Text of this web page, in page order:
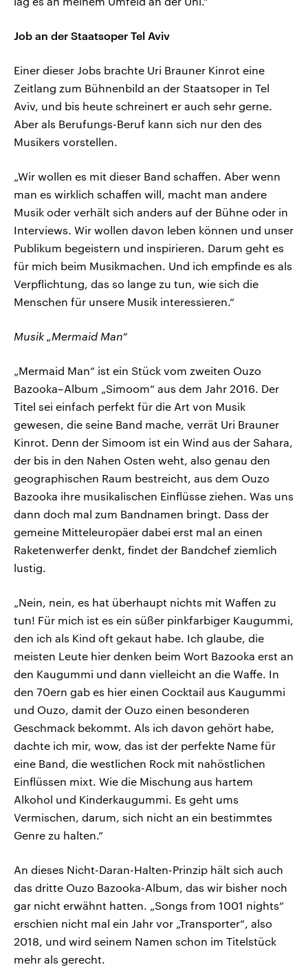
Job an der Staatsoper Tel Aviv
Einer dieser Jobs brachte Uri Brauner Kinrot eine
Zeitlang zum Bühnenbild an der Staatsoper in Tel
Aviv, und bis heute schreinert er auch sehr gerne.
Aber als Berufungs-Beruf kann sich nur den des
Musikers vorstellen.
„Wir wollen es mit dieser Band schaffen. Aber wenn
man es wirklich schaffen will, macht man andere
Musik oder verhält sich anders auf der Bühne oder in
Interviews. Wir wollen davon leben können und unser
Publikum begeistern und inspirieren. Darum geht es
für mich beim Musikmachen. Und ich empfinde es als
Verpflichtung, das so lange zu tun, wie sich die
Menschen für unsere Musik interessieren.“
Musik „Mermaid Man“
„Mermaid Man“ ist ein Stück vom zweiten Ouzo
Bazooka–Album „Simoom“ aus dem Jahr 2016. Der
Titel sei einfach perfekt für die Art von Musik
gewesen, die seine Band mache, verrät Uri Brauner
Kinrot. Denn der Simoom ist ein Wind aus der Sahara,
der bis in den Nahen Osten weht, also genau den
geographischen Raum bestreicht, aus dem Ouzo
Bazooka ihre musikalischen Einflüsse ziehen. Was uns
dann doch mal zum Bandnamen bringt. Dass der
gemeine Mitteleuropäer dabei erst mal an einen
Raketenwerfer denkt, findet der Bandchef ziemlich
lustig.
„Nein, nein, es hat überhaupt nichts mit Waffen zu
tun! Für mich ist es ein süßer pinkfarbiger Kaugummi,
den ich als Kind oft gekaut habe. Ich glaube, die
meisten Leute hier denken beim Wort Bazooka erst an
den Kaugummi und dann vielleicht an die Waffe. In
den 70ern gab es hier einen Cocktail aus Kaugummi
und Ouzo, damit der Ouzo einen besonderen
Geschmack bekommt. Als ich davon gehört habe,
dachte ich mir, wow, das ist der perfekte Name für
eine Band, die westlichen Rock mit nahöstlichen
Einflüssen mixt. Wie die Mischung aus hartem
Alkohol und Kinderkaugummi. Es geht ums
Vermischen, darum, sich nicht an ein bestimmtes
Genre zu halten.“
An dieses Nicht-Daran-Halten-Prinzip hält sich auch
das dritte Ouzo Bazooka-Album, das wir bisher noch
gar nicht erwähnt hatten. „Songs from 1001 nights“
erschien nicht mal ein Jahr vor „Transporter“, also
2018, und wird seinem Namen schon im Titelstück
mehr als gerecht.